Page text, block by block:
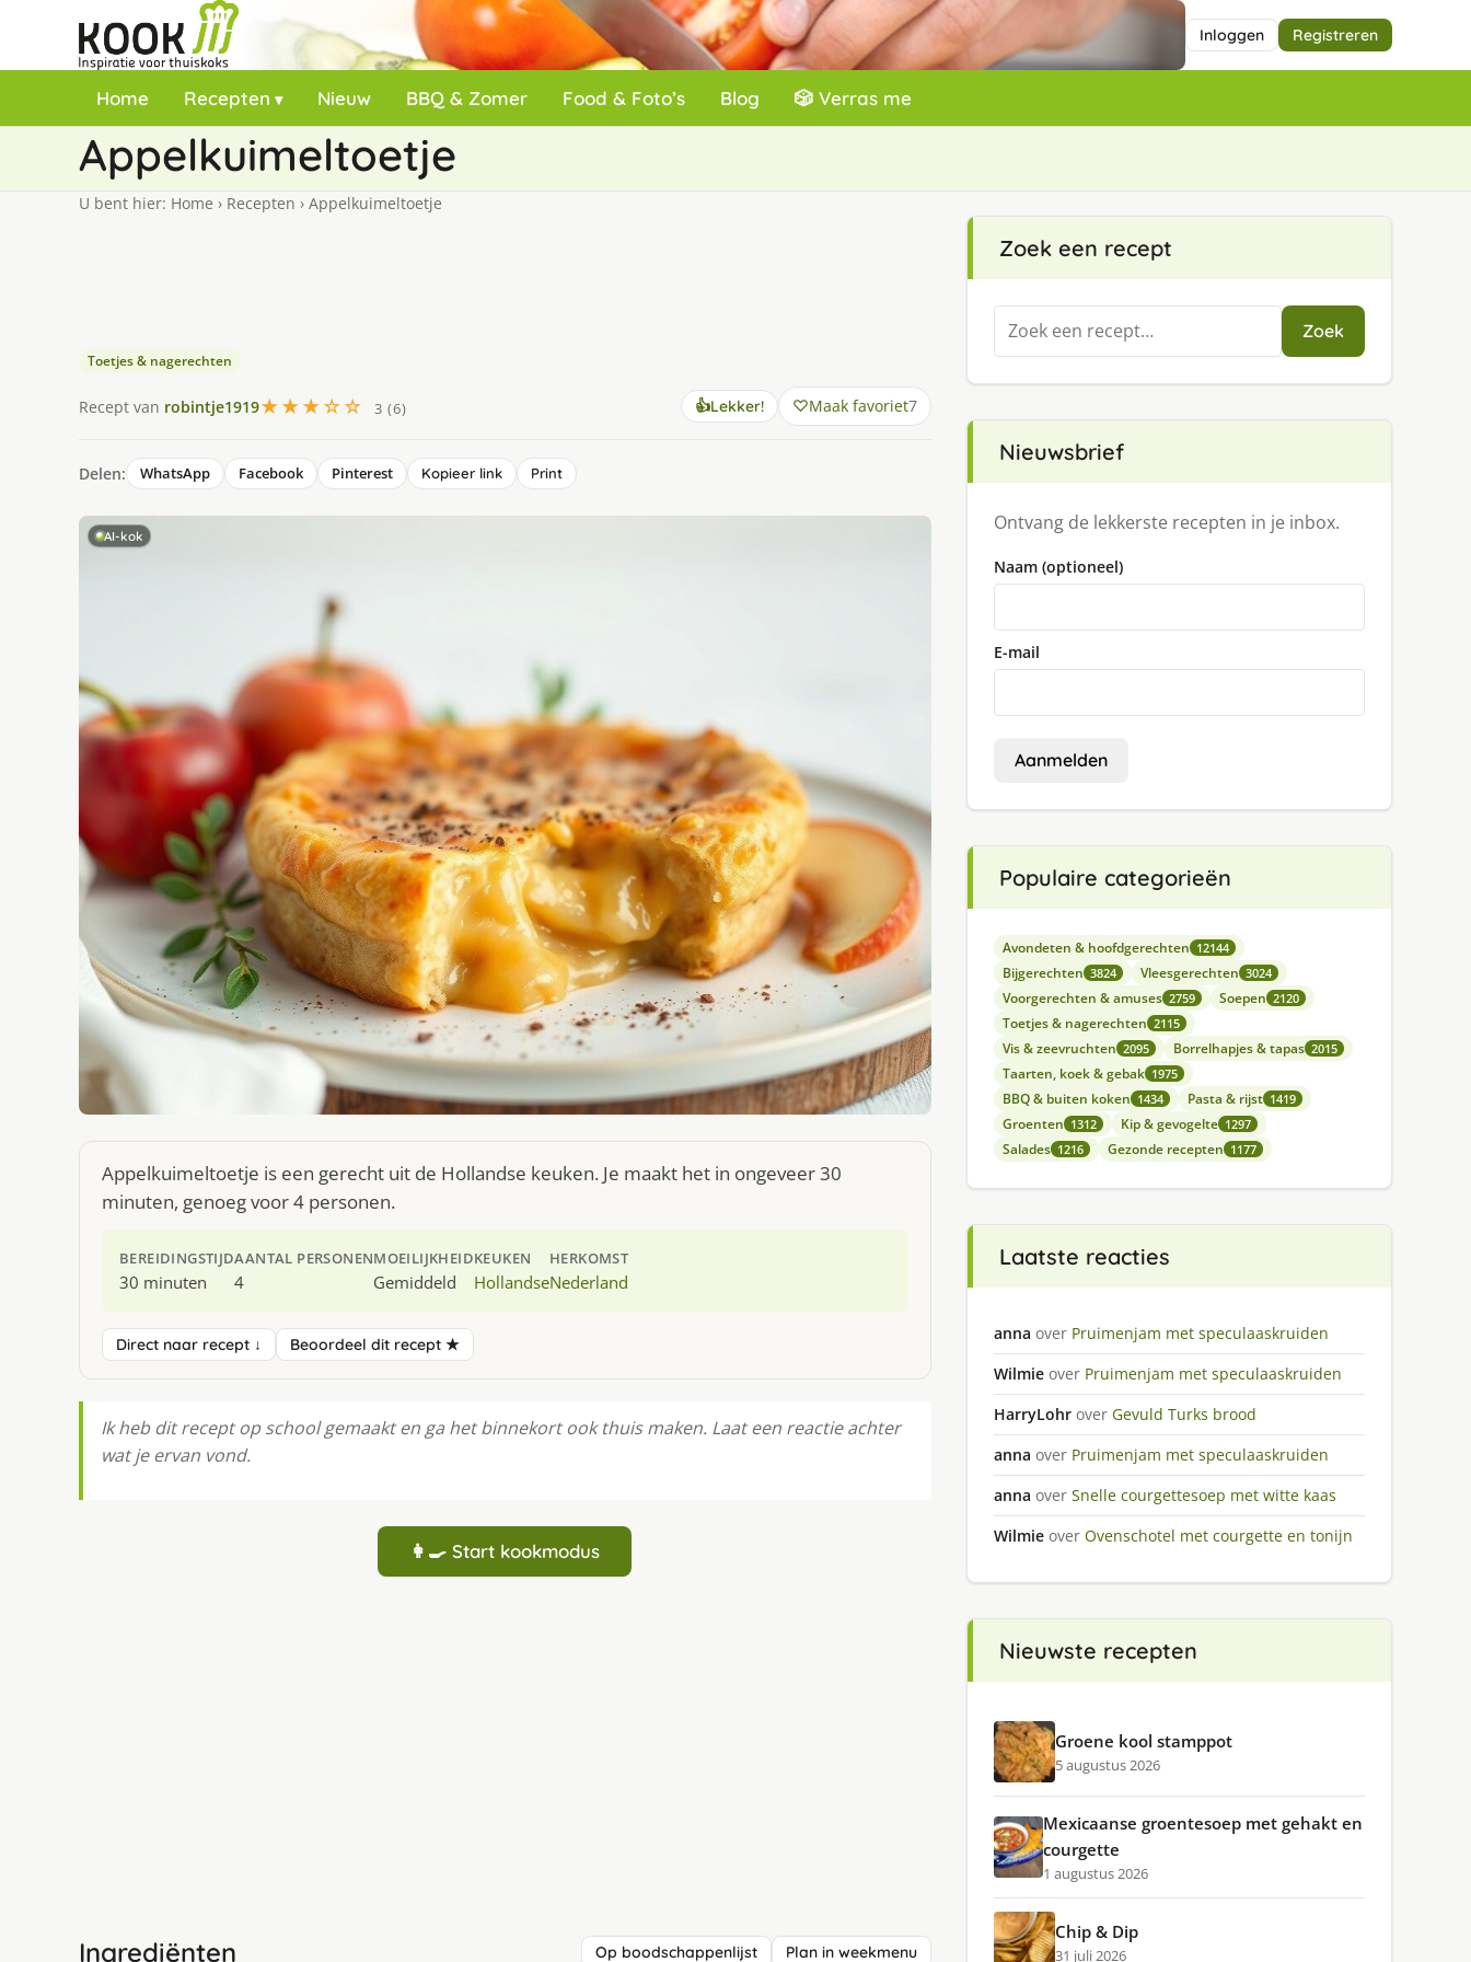
Inloggen Registreren
Home Recepten Nieuw BBQ & Zomer Food & Foto’s Blog 🎲 Verras me
Appelkuimeltoetje
U bent hier: Home › Recepten › Appelkuimeltoetje
Toetjes & nagerechten
Recept van robintje1919★★★☆☆ 3 (6) 👍Lekker! Maak favoriet7
Delen: WhatsApp Facebook Pinterest Kopieer link Print
AI-kok
Appelkuimeltoetje is een gerecht uit de Hollandse keuken. Je maakt het in ongeveer 30
minuten, genoeg voor 4 personen.
BEREIDINGSTIJD
30 minuten
AANTAL PERSONEN
4
MOEILIJKHEID
Gemiddeld
KEUKEN
Hollandse
HERKOMST
Nederland
Direct naar recept ↓ Beoordeel dit recept ★
Ik heb dit recept op school gemaakt en ga het binnekort ook thuis maken. Laat een reactie achter
wat je ervan vond.
👩‍🍳 Start kookmodus
Ingrediënten Op boodschappenlijst Plan in weekmenu
Zoek een recept
Zoeken
naar:
Zoek
Nieuwsbrief
Ontvang de lekkerste recepten in je inbox.
Naam (optioneel)
E-mail
Aanmelden
Populaire categorieën
Avondeten & hoofdgerechten 12144
Bijgerechten 3824 Vleesgerechten 3024
Voorgerechten & amuses 2759 Soepen 2120
Toetjes & nagerechten 2115
Vis & zeevruchten 2095 Borrelhapjes & tapas 2015
Taarten, koek & gebak 1975
BBQ & buiten koken 1434 Pasta & rijst 1419
Groenten 1312 Kip & gevogelte 1297
Salades 1216 Gezonde recepten 1177
Laatste reacties
anna over Pruimenjam met speculaaskruiden
Wilmie over Pruimenjam met speculaaskruiden
HarryLohr over Gevuld Turks brood
anna over Pruimenjam met speculaaskruiden
anna over Snelle courgettesoep met witte kaas
Wilmie over Ovenschotel met courgette en tonijn
Nieuwste recepten
Groene kool stamppot
5 augustus 2026
Mexicaanse groentesoep met gehakt en
courgette
1 augustus 2026
Chip & Dip
31 juli 2026